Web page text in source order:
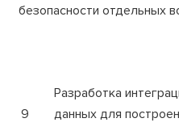
безопасности отдельных
9
Разработка
данных для